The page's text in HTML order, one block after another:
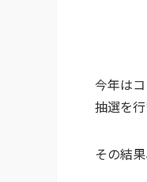
今年は
抽選を行
その結